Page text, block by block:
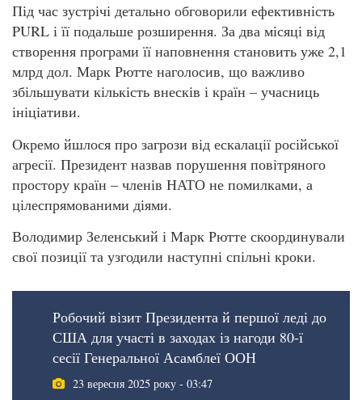
Під час зустрічі детально обговорили ефективність
PURL і її подальше розширення. За два місяці від
створення програми її наповнення становить уже 2,1
млрд дол. Марк Рютте наголосив, що важливо
збільшувати кількість внесків і країн – учасниць
ініціативи.
Окремо йшлося про загрози від ескалації російської
агресії. Президент назвав порушення повітряного
простору країн – членів НАТО не помилками, а
цілеспрямованими діями.
Володимир Зеленський і Марк Рютте скоординували
свої позиції та узгодили наступні спільні кроки.
Робочий візит Президента й першої леді до
США для участі в заходах із нагоди 80-ї
сесії Генеральної Асамблеї ООН
23 вересня 2025 року - 03:47